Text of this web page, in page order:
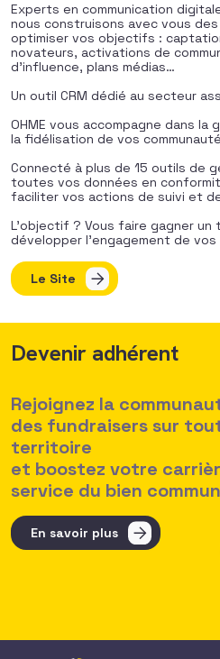
Experts en communication
nous construisons avec vous
optimiser vos objectifs :
novateurs, activations de
d’influence, plans médias…
Un outil CRM dédié au secteur
OHME vous accompagne dans
la fidélisation de vos
Connecté à plus de 15 outils de
toutes vos données en
faciliter vos actions de suivi et
L’objectif ? Vous faire gagner
développer l’engagement de vos
Le Site
Devenir adhérent
Rejoignez la
des fundraisers sur
territoire
et boostez votre
service du bien
En savoir plus